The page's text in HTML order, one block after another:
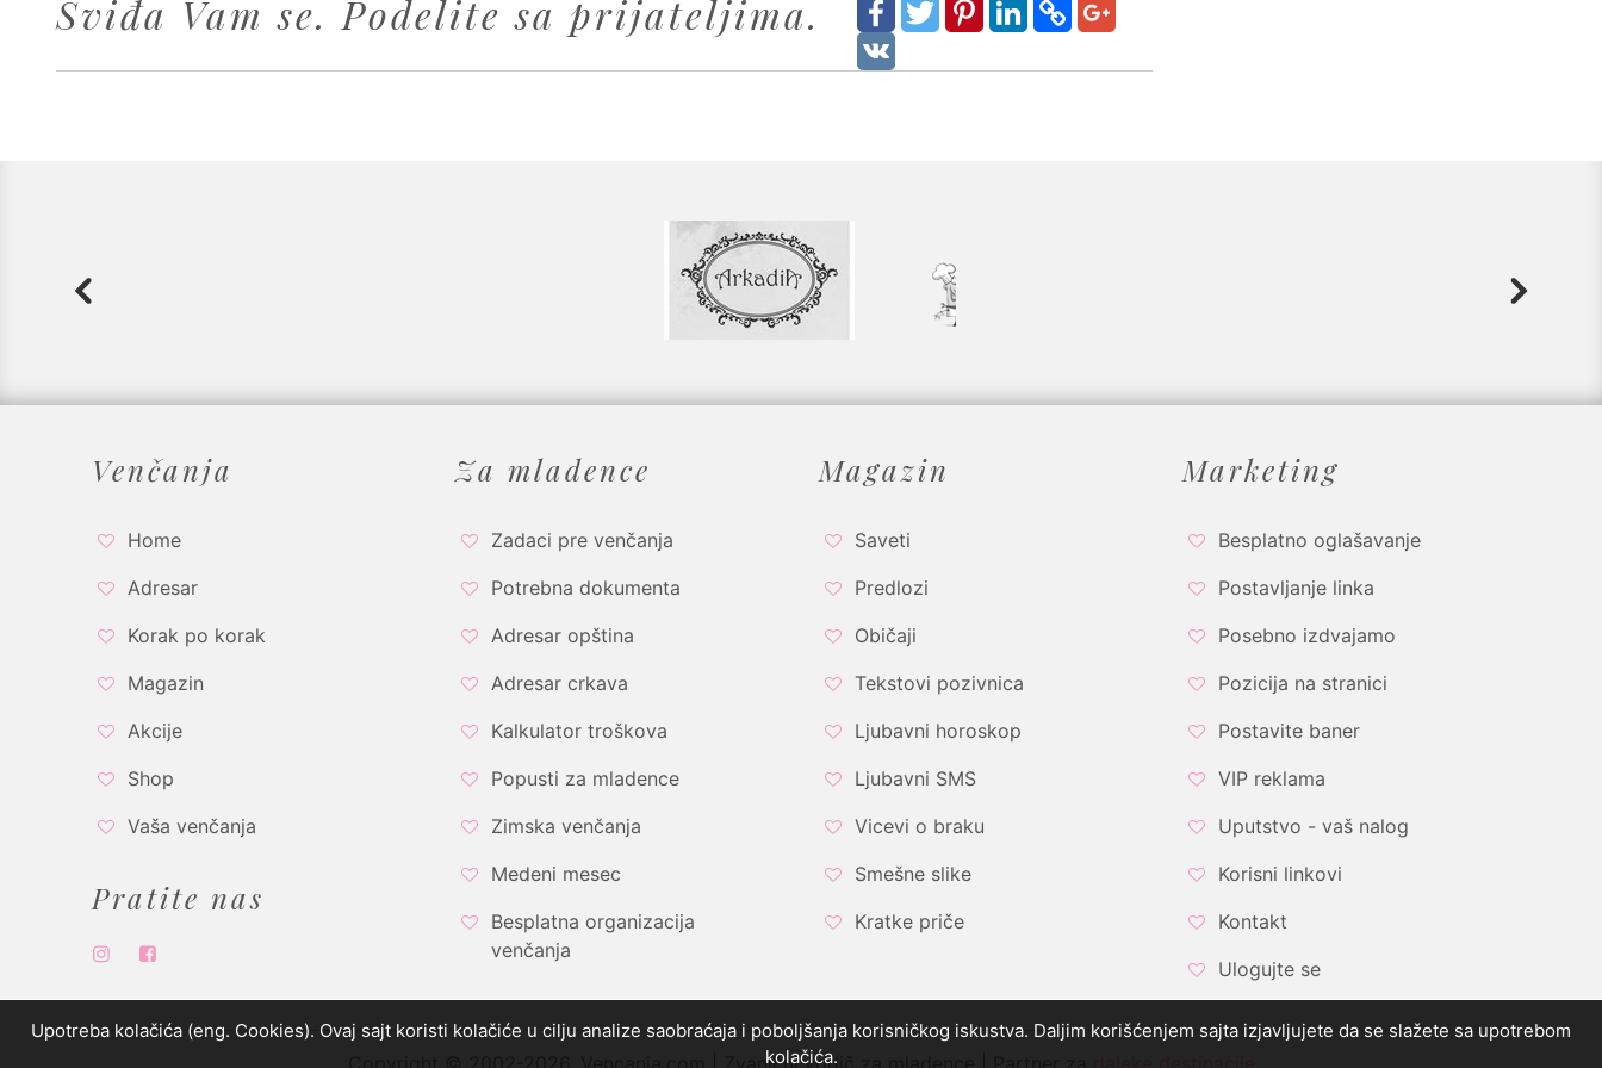
Sviđa Vam se. Podelite sa prijateljima.
Venčanja
Home
Adresar
Korak po korak
Magazin
Akcije
Shop
Vaša venčanja
Pratite nas
Za mladence
Zadaci pre venčanja
Potrebna dokumenta
Adresar opština
Adresar crkava
Kalkulator troškova
Popusti za mladence
Zimska venčanja
Medeni mesec
Besplatna organizacija
venčanja
Magazin
Saveti
Predlozi
Običaji
Tekstovi pozivnica
Ljubavni horoskop
Ljubavni SMS
Vicevi o braku
Smešne slike
Kratke priče
Marketing
Besplatno oglašavanje
Postavljanje linka
Posebno izdvajamo
Pozicija na stranici
Postavite baner
VIP reklama
Uputstvo - vaš nalog
Korisni linkovi
Kontakt
Ulogujte se
Copyright © 2002-2026. Vencanja.com | Zvanični vodič za mladence | Partner za
Upotreba kolačića (eng. Cookies). Ovaj sajt koristi kolačiće u cilju analize saobraćaja i poboljšanja korisničkog iskustva. Daljim korišćenjem sajta izjavljujete da se slažete sa upotrebom
kolačića.